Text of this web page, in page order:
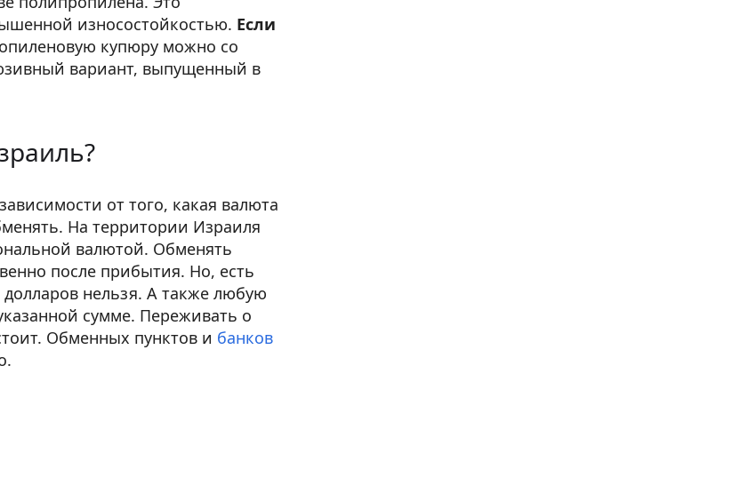
износостойкостью. Если
купюру можно со
вариант, выпущенный в
от того, какая валюта
На территории Израиля
валютой. Обменять
после прибытия. Но, есть
нельзя. А также любую
сумме. Переживать о
Обменных пунктов и банков